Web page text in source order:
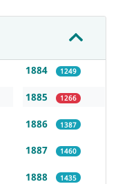
1884 1249
1885 1266
1886 1387
1887 1460
1888 1435